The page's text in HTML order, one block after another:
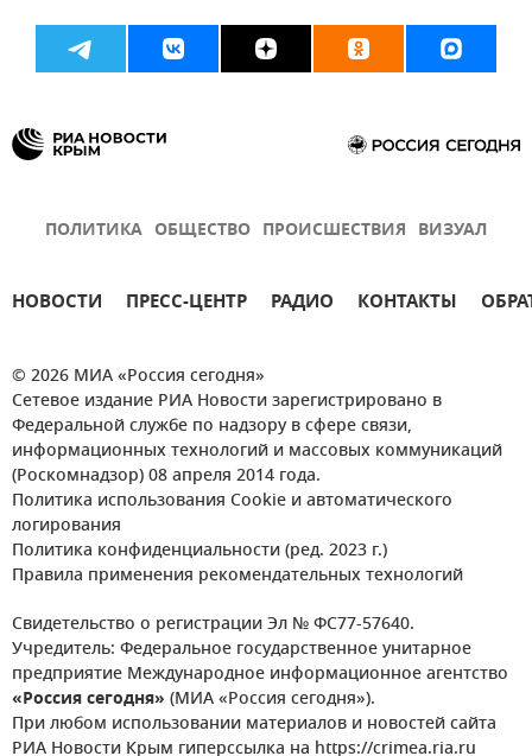
ПОЛИТИКА ОБЩЕСТВО ПРОИСШЕСТВИЯ ВИЗУАЛ
НОВОСТИ ПРЕСС-ЦЕНТР РАДИО КОНТАКТЫ
© 2026 МИА «Россия сегодня»
Сетевое издание РИА Новости зарегистрировано в
Федеральной службе по надзору в сфере связи,
информационных технологий и массовых коммуникаций
(Роскомнадзор) 08 апреля 2014 года.
Политика использования Cookie и автоматического
логирования
Политика конфиденциальности (ред. 2023 г.)
Правила применения рекомендательных технологий
Свидетельство о регистрации Эл № ФС77-57640.
Учредитель: Федеральное государственное унитарное
предприятие Международное информационное агентство
«Россия сегодня» (МИА «Россия сегодня»).
При любом использовании материалов и новостей сайта
РИА Новости Крым гиперссылка на https://crimea.ria.ru